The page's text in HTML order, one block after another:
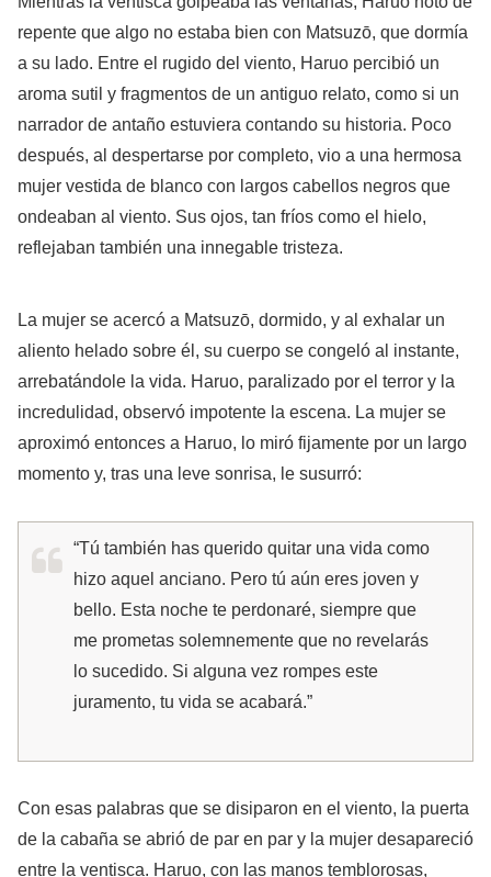
repente que algo no estaba bien con Matsuzō, que dormía
a su lado. Entre el rugido del viento, Haruo percibió un
aroma sutil y fragmentos de un antiguo relato, como si un
narrador de antaño estuviera contando su historia. Poco
después, al despertarse por completo, vio a una hermosa
mujer vestida de blanco con largos cabellos negros que
ondeaban al viento. Sus ojos, tan fríos como el hielo,
reflejaban también una innegable tristeza.
La mujer se acercó a Matsuzō, dormido, y al exhalar un
aliento helado sobre él, su cuerpo se congeló al instante,
arrebatándole la vida. Haruo, paralizado por el terror y la
incredulidad, observó impotente la escena. La mujer se
aproximó entonces a Haruo, lo miró fijamente por un largo
momento y, tras una leve sonrisa, le susurró:
“Tú también has querido quitar una vida como
hizo aquel anciano. Pero tú aún eres joven y
bello. Esta noche te perdonaré, siempre que
me prometas solemnemente que no revelarás
lo sucedido. Si alguna vez rompes este
juramento, tu vida se acabará.”
Con esas palabras que se disiparon en el viento, la puerta
de la cabaña se abrió de par en par y la mujer desapareció
entre la ventisca. Haruo, con las manos temblorosas,